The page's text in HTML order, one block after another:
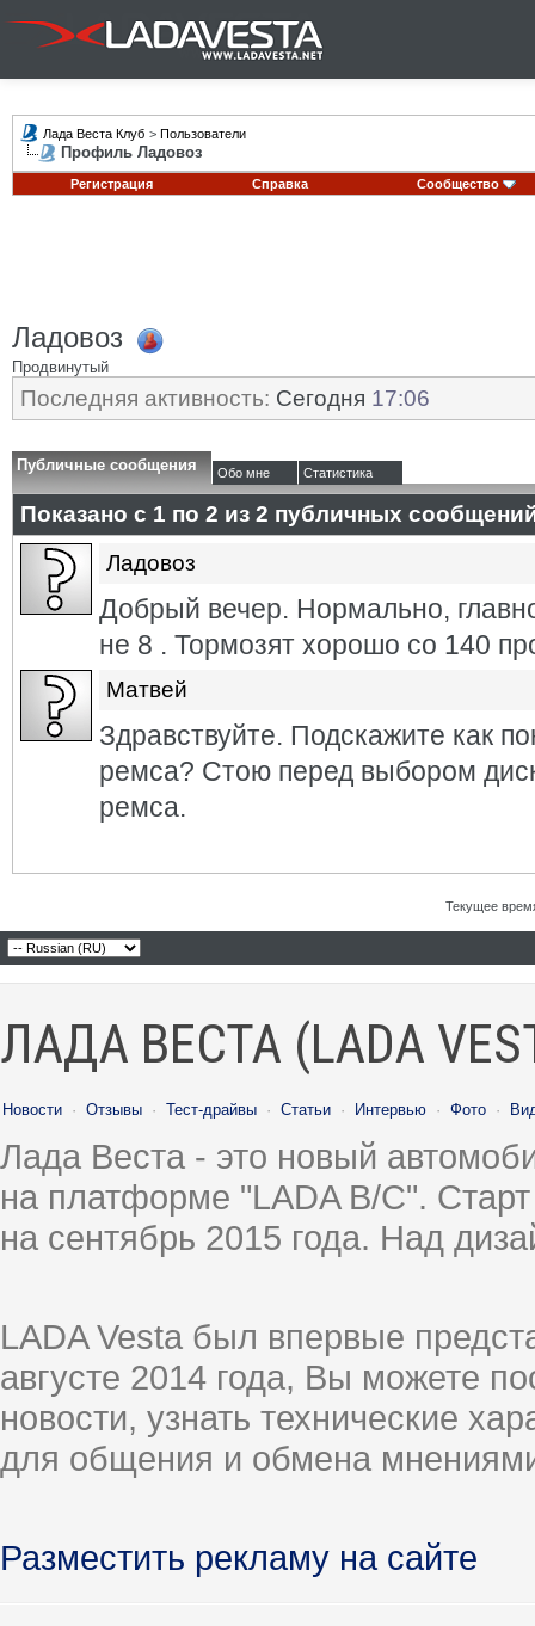
Лада Веста Клуб > Пользователи
Профиль Ладовоз
Регистрация Справка Сообщество
Ладовоз
Продвинутый
Последняя активность: Сегодня 17:06
Публичные сообщения Обо мне Статистика
Показано с 1 по 2 из 2 публичных
Ладовоз
Добрый вечер. Нормально,
не 8 . Тормозят хорошо со 140
Матвей
Здравствуйте. Подскажите как
ремса? Стою перед выбором
ремса.
Текущее
ЛАДА ВЕСТА (LADA
Новости · Отзывы · Тест-драйвы · Статьи · Интервью · Фото ·
Лада Веста - это новый
на платформе "LADA B/C".
на сентябрь 2015 года. Над
LADA Vesta был впервые
августе 2014 года, Вы можете
новости, узнать технические
для общения и обмена
Разместить рекламу на сайте